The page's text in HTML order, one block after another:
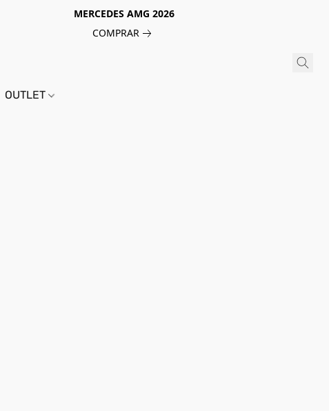
MERCEDES AMG 2026
COMPRAR
OUTLET